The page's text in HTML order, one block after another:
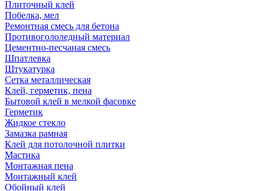
Плиточный клей
Побелка, мел
Ремонтная смесь для бетона
Противогололедный материал
Цементно-песчаная смесь
Шпатлевка
Штукатурка
Сетка металлическая
Клей, герметик, пена
Бытовой клей в мелкой фасовке
Герметик
Жидкое стекло
Замазка рамная
Клей для потолочной плитки
Мастика
Монтажная пена
Монтажный клей
Обойный клей